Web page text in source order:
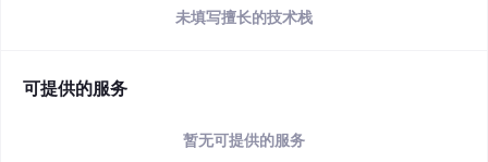
未填写擅长的技术栈
可提供的服务
暂无可提供的服务